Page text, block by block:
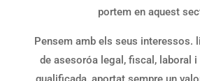
portem en aquest
Pensem amb els seus interessos.
deasesoróa legal, fiscal, laboral